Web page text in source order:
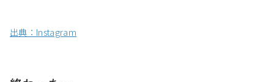
出典：Instagram